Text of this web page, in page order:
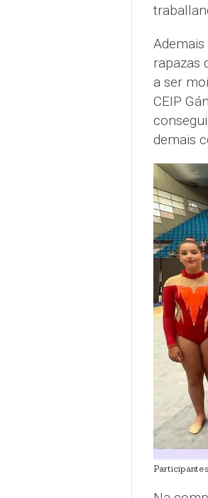
rapazas
a ser
CEIP
demais